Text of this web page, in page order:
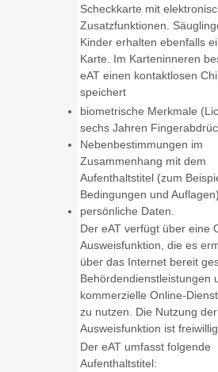
Scheckkarte mit
Zusatzfunktionen.
Kinder erhalten ebenfalls
Karte. Im Karteninneren
eAT einen kontaktlosen
speichert
biometrische Merkmale
sechs Jahren
Nebenbestimmungen im
Zusammenhang mit dem
Aufenthaltstitel(zum
Bedingungen und Auflagen)
persönliche Daten.
Der eAT verfügt über eine
Ausweisfunktion, die es
über das Internet bereit
Behördendienstleistungen
kommerzielle Online-
zu nutzen. Die Nutzung
Ausweisfunktion ist
Der eAT umfasst folgende
Aufenthaltstitel: